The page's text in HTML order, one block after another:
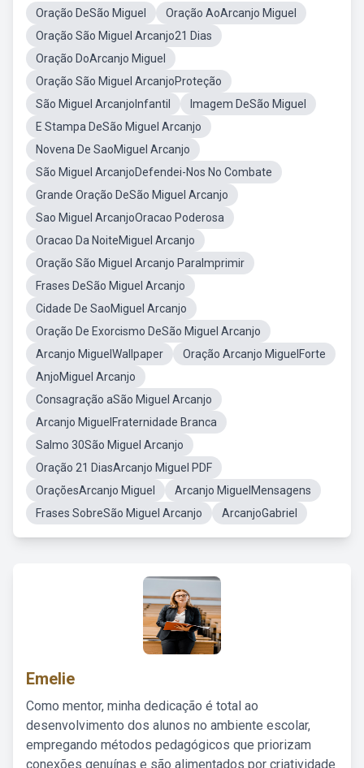
Oração DeSão Miguel
Oração AoArcanjo Miguel
Oração São Miguel Arcanjo21 Dias
Oração DoArcanjo Miguel
Oração São Miguel ArcanjoProteção
São Miguel ArcanjoInfantil
Imagem DeSão Miguel
E Stampa DeSão Miguel Arcanjo
Novena De SaoMiguel Arcanjo
São Miguel ArcanjoDefendei-Nos No Combate
Grande Oração DeSão Miguel Arcanjo
Sao Miguel ArcanjoOracao Poderosa
Oracao Da NoiteMiguel Arcanjo
Oração São Miguel Arcanjo ParaImprimir
Frases DeSão Miguel Arcanjo
Cidade De SaoMiguel Arcanjo
Oração De Exorcismo DeSão Miguel Arcanjo
Arcanjo MiguelWallpaper
Oração Arcanjo MiguelForte
AnjoMiguel Arcanjo
Consagração aSão Miguel Arcanjo
Arcanjo MiguelFraternidade Branca
Salmo 30São Miguel Arcanjo
Oração 21 DiasArcanjo Miguel PDF
OraçõesArcanjo Miguel
Arcanjo MiguelMensagens
Frases SobreSão Miguel Arcanjo
ArcanjoGabriel
Emelie
Como mentor, minha dedicação é total ao
desenvolvimento dos alunos no ambiente escolar,
empregando métodos pedagógicos que priorizam
conexões genuínas e são alimentados por criatividade